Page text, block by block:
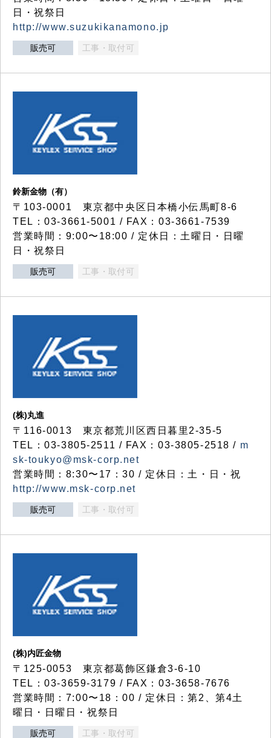
日・祝祭日
http://www.suzukikanamono.jp
販売可 工事・取付可
鈴新金物（有）
〒103-0001 東京都中央区日本橋小伝馬町8-6
TEL：03-3661-5001 / FAX：03-3661-7539
営業時間：9:00〜18:00 / 定休日：土曜日・日曜
日・祝祭日
販売可 工事・取付可
(株)丸進
〒116-0013 東京都荒川区西日暮里2-35-5
TEL：03-3805-2511 / FAX：03-3805-2518 / m
sk-toukyo@msk-corp.net
営業時間：8:30〜17：30 / 定休日：土・日・祝
http://www.msk-corp.net
販売可 工事・取付可
(株)内匠金物
〒125-0053 東京都葛飾区鎌倉3-6-10
TEL：03-3659-3179 / FAX：03-3658-7676
営業時間：7:00〜18：00 / 定休日：第2、第4土
曜日・日曜日・祝祭日
販売可 工事・取付可